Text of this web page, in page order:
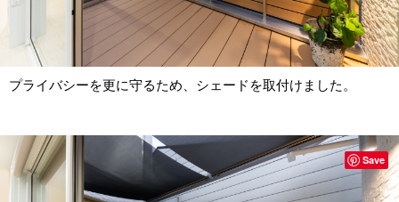
プライバシーを更に守るため、シェードを取付けました。
Save